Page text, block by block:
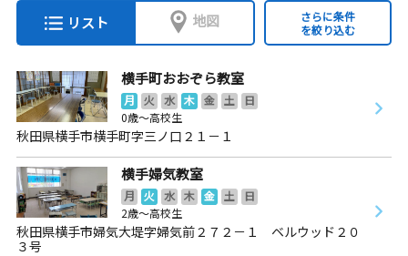
リスト 地図
さらに条件
を絞り込む
横手町おおぞら教室
月 火 水 木 金 土
日
0歳～高校生
秋田県横手市横手町字三ノ口２１－１
横手婦気教室
月 火 水 木 金 土
日
2歳～高校生
秋田県横手市婦気大堤字婦気前２７２－１ ベルウッド２０
３号